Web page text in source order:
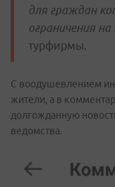
для граждан
ограничения
турфирмы.
С воодушевлением
жители, а в
долгожданную
ведомства.